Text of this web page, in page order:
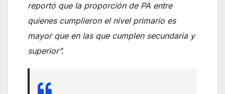
reportó que la proporción de PA entre
quienes cumplieron el nivel primario es
mayor que en las que cumplen secundaria y
superior”.